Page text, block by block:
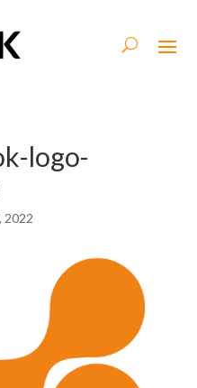
logo-
2022